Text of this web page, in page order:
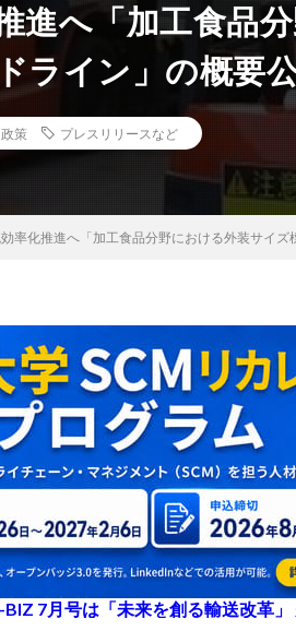
進へ「加工食品
ライン」の概要
政策 プレスリリースなど
率化推進へ「加工食品分野における外装サイ
BIZ 7月号は「未来を創る輸送改革